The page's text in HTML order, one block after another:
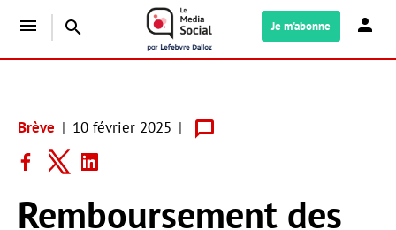
menu search Je m'abonne
Brève 10 février 2025
Remboursement des